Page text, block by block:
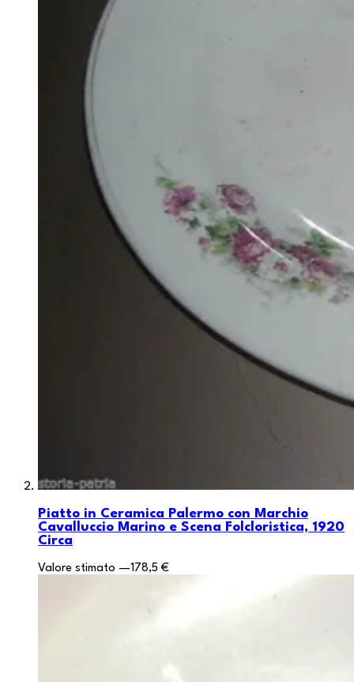
Piatto in Ceramica Palermo con Marchio
Cavalluccio Marino e Scena Folcloristica, 1920
Circa
Valore stimato —178,5 €